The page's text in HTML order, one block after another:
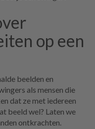
op een
beelden en
als mensen die
dat ze met iedereen
beeld wel? Laten we
ontkrachten.